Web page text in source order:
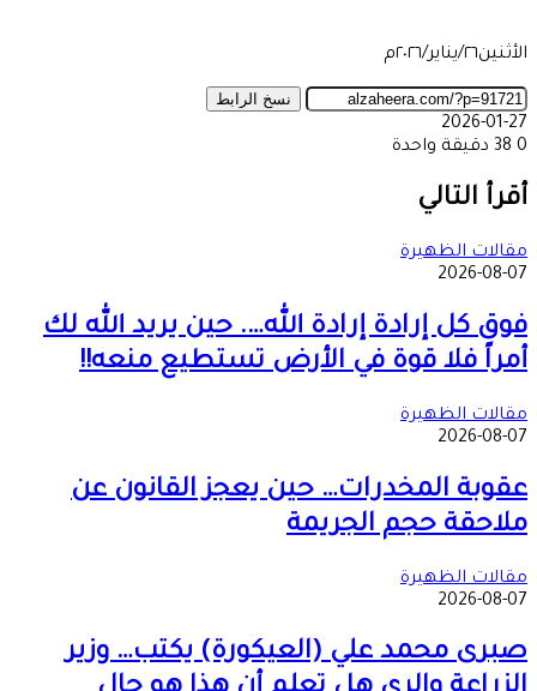
الأثنين٢٦/يناير/٢٠٢٦م
نسخ الرابط
2026-01-27
0
دقيقة واحدة
عبر
البريد
أقرأ التالي
مقالات الظهيرة
2026-08-07
فوق كل إرادة إرادة الله…. حين يريد الله لك
أمراً فلا قوة في الأرض تستطيع منعه!!
مقالات الظهيرة
2026-08-07
عقوبة المخدرات… حين يعجز القانون عن
ملاحقة حجم الجريمة
مقالات الظهيرة
2026-08-07
صبرى محمد علي (العيكورة) يكتب… وزير